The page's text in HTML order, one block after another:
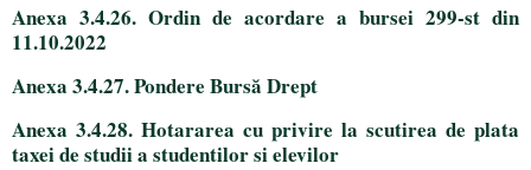
Anexa 3.4.26. Ordin de acordare a bursei 299-st din
11.10.2022
Anexa 3.4.27. Pondere Bursă Drept
Anexa 3.4.28. Hotararea cu privire la scutirea de plata
taxei de studii a studentilor si elevilor